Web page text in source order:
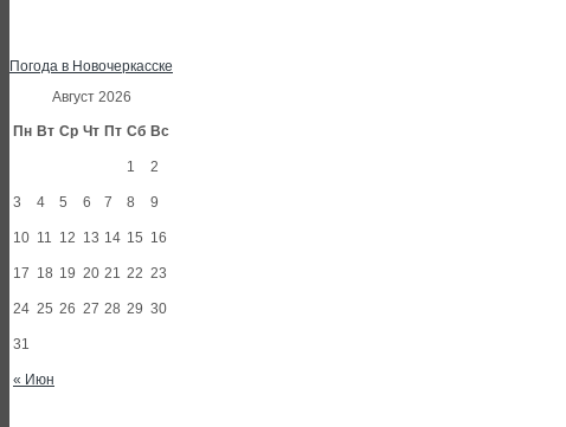
Погода в Новочеркасске
Август 2026
Пн Вт Ср Чт Пт Сб Вс
« Июн
1 2
3 4 5 6 7 8 9
10 11 12 13 14 15 16
17 18 19 20 21 22 23
24 25 26 27 28 29 30
31